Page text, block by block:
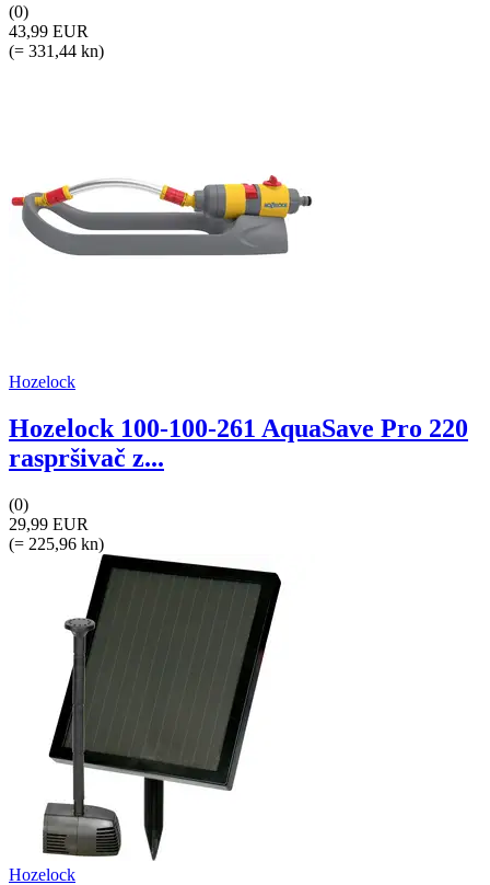
(0)
43,99 EUR
(= 331,44 kn)
Hozelock
Hozelock 100-100-261 AquaSave Pro 220
raspršivač z...
(0)
29,99 EUR
(= 225,96 kn)
Hozelock